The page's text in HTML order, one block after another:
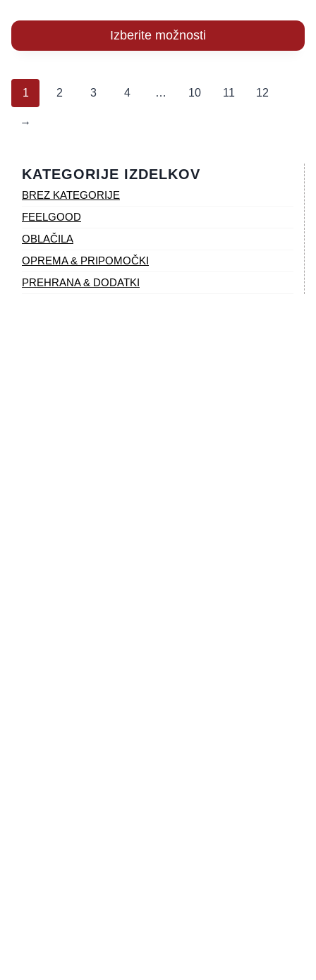
Izberite možnosti
1 2 3 4 … 10 11 12
→
KATEGORIJE IZDELKOV
BREZ KATEGORIJE
FEELGOOD
OBLAČILA
OPREMA & PRIPOMOČKI
PREHRANA & DODATKI